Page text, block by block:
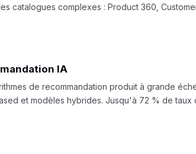
catalogues complexes : Product 360,
IA
de recommandation produit à grande
et modèles hybrides. Jusqu'à 72 % de taux